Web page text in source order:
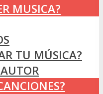
MUSICA?
TU MÚSICA?